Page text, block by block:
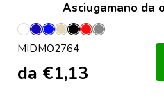
Asciugamano da
Bianco
BluBlu
Royal
Corda
Nero
RossoGrigio
MIDMO2764
da €1,13